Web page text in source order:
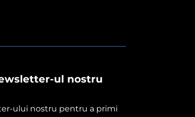
ul nostru
ului nostru pentru a primi